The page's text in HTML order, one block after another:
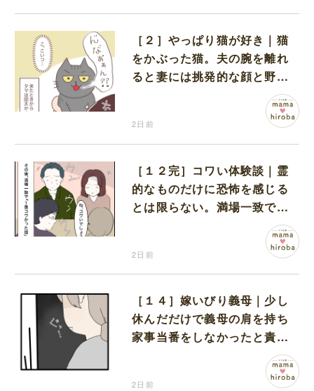
［２］やっぱり猫が好き｜猫
をかぶった猫。夫の腕を離れ
ると妻には挑発的な顔と野太
2日前
［１２完］コワい体験談｜霊
的なものだけに恐怖を感じる
とは限らない。満場一致でコ
ワいと認定された意外な体験
2日前
［１４］嫁いびり義母｜少し
休んだだけで義母の肩を持ち
家事当番をしなかったと責め
2日前